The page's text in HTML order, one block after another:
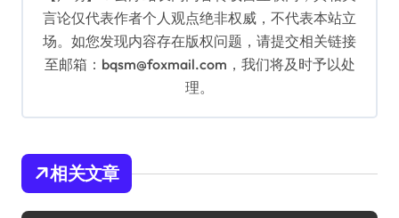
言论仅代表作者个人观点绝非权威，不代表本站立
场。如您发现内容存在版权问题，请提交相关链接
至邮箱：bqsm@foxmail.com，我们将及时予以处
理。
相关文章